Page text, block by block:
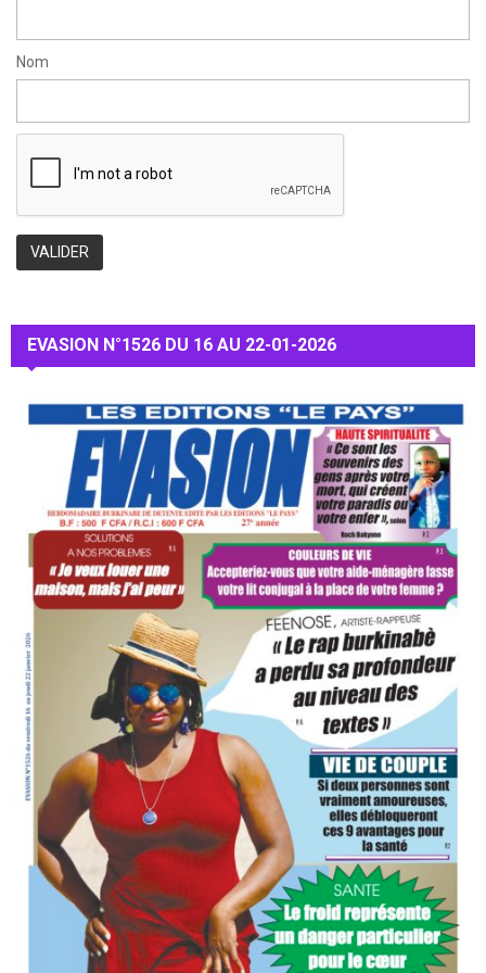
Nom
EVASION N°1526 DU 16 AU 22-01-2026